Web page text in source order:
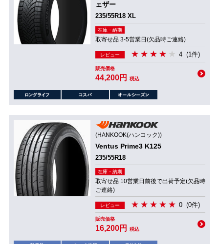
ェザー
235/55R18 XL
在庫・納期
取寄せ品 3-5営業日(欠品時ご連絡)
レビュー 4 (1件)
販売価格
44,200円 税込
(HANKOOK(ハンコック))
Ventus Prime3 K125
235/55R18
在庫・納期
取寄せ品 10営業日前後で出荷予定(欠品時
ご連絡)
レビュー 0 (0件)
販売価格
16,200円 税込